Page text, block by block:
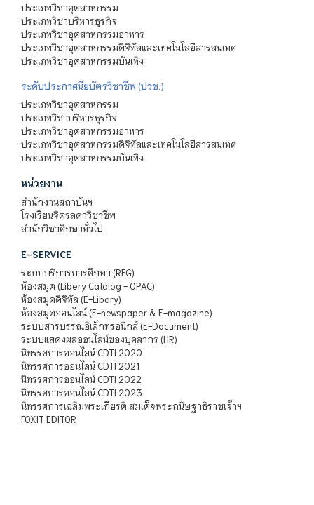
ประเภทวิชาอุตสาหกรรม
ประเภทวิชาบริหารธุรกิจ
ประเภทวิชาอุตสาหกรรมอาหาร
ประเภทวิชาอุตสาหกรรมดิจิทัลและเทคโนโลยีสารสนเทศ
ประเภทวิชาอุตสาหกรรมบันเทิง
ระดับประกาศนียบัตรวิชาชีพ (ปวช.)
ประเภทวิชาอุตสาหกรรม
ประเภทวิชาบริหารธุรกิจ
ประเภทวิชาอุตสาหกรรมอาหาร
ประเภทวิชาอุตสาหกรรมดิจิทัลและเทคโนโลยีสารสนเทศ
ประเภทวิชาอุตสาหกรรมบันเทิง
หน่วยงาน
สำนักงานสถาบันฯ
โรงเรียนจิตรลดาวิชาชีพ
สำนักวิชาศึกษาทั่วไป
E-SERVICE
ระบบบริการการศึกษา (REG)
ห้องสมุด (Libery Catalog - OPAC)
ห้องสมุดดิจิทัล (E-Libary)
ห้องสมุดออนไลน์ (E-newspaper & E-magazine)
ระบบสารบรรณอิเล็กทรอนิกส์ (E-Document)
ระบบแสดงผลออนไลน์ของบุคลากร (HR)
นิทรรศการออนไลน์ CDTI 2020
นิทรรศการออนไลน์ CDTI 2021
นิทรรศการออนไลน์ CDTI 2022
นิทรรศการออนไลน์ CDTI 2023
นิทรรศการเฉลิมพระเกียรติ สมเด็จพระกนิษฐาธิราชเจ้าฯ
FOXIT EDITOR